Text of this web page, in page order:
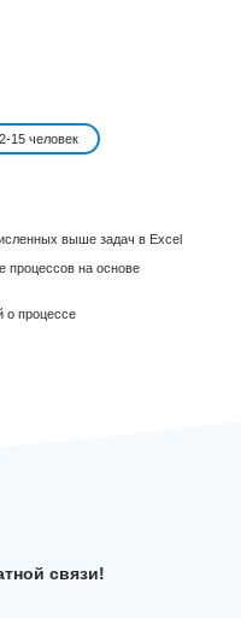
15 человек
выше задач в Excel
процессов на основе
о процессе
связи!